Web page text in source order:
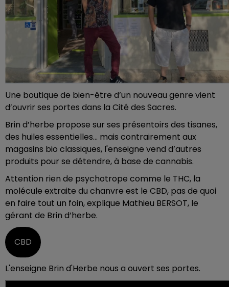
Une boutique de bien-être d’un nouveau genre vient
d’ouvrir ses portes dans la Cité des Sacres.
Brin d’herbe propose sur ses présentoirs des tisanes,
des huiles essentielles... mais contrairement aux
magasins bio classiques, l'enseigne vend d’autres
produits pour se détendre, à base de cannabis.
Attention rien de psychotrope comme le THC, la
molécule extraite du chanvre est le CBD, pas de quoi
en faire tout un foin, explique Mathieu BERSOT, le
gérant de Brin d’herbe.
CBD
L'enseigne Brin d'Herbe nous a ouvert ses portes.